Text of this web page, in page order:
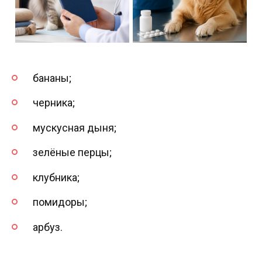
бананы;
черника;
мускусная дыня;
зелёные перцы;
клубника;
помидоры;
арбуз.